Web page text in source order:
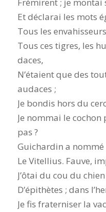
Frémirent ; je
Et déclarai les mots
Tous les
Tous ces tigres, les
daces,
N’étaient que des
audaces ;
Je bondis hors du
Je nommai le
pas ?
Guichardin a
Le Vitellius. Fauve,
J’ôtai du cou du
D’épithètes ; dans
Je fis fraterniser la